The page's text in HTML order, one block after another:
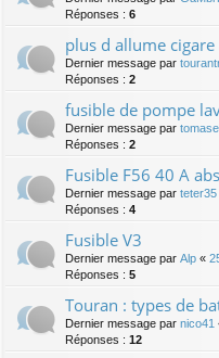
Réponses : 6
plus d allume
Dernier message par
Réponses : 2
fusible de pompe
Dernier message par
Réponses : 2
Fusible F56 40 A
Dernier message par teter35
Réponses : 4
Fusible V3
Dernier message par Alp «
Réponses : 5
Touran : types de
Dernier message par nico41
Réponses : 12